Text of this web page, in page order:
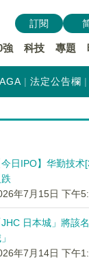
強 科技 專題
訂閱
法定公告欄
今日IPO】华勤技
年7月15日 下午
JHC 日本城」將該
年7月14日 下午